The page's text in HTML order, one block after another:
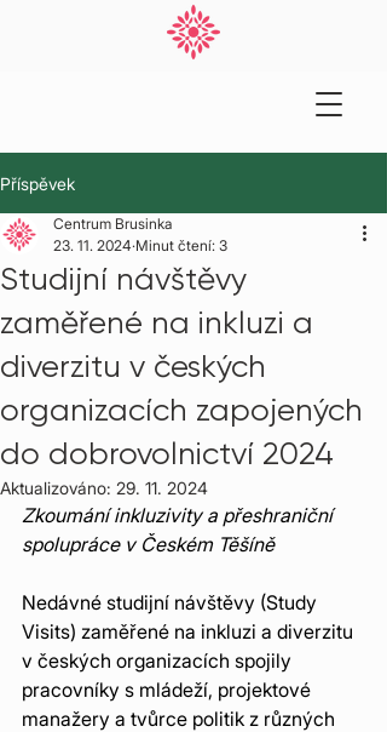
Příspěvek
Studijní návštěvy
zaměřené na inkluzi a
diverzitu v českých
organizacích zapojených
do dobrovolnictví 2024
Centrum Brusinka
23. 11. 2024 Minut čtení: 3
Aktualizováno: 29. 11. 2024
Zkoumání inkluzivity a přeshraniční
spolupráce v Českém Těšíně
Nedávné studijní návštěvy (Study
Visits) zaměřené na inkluzi a diverzitu
v českých organizacích spojily
pracovníky s mládeží, projektové
manažery a tvůrce politik z různých